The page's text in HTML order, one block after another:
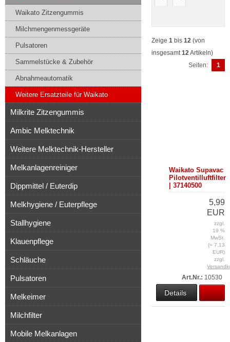
Zeige 1 bis 12 (von
insgesamt12Artikeln)
Seiten:
1
Waikato Supavac
Pilotventilluftfilter
| 37140500
5,99
EUR
zzgl.
19 %
MwSt.
(= 7,13
EUR)
zzgl.
Art.Nr.: 10530
Details
Waikato Zitzengummis
Milchmengenmessgeräte
Pulsatoren
Sammelstücke & Zubehör
Abnahmeautomatik
Weitere Ersatzteile für Waikato
Milkrite Zitzengummis
Ambic Melktechnik
Weitere Melktechnik-Hersteller
Melkanlagenreiniger
Dippmittel / Euterdip
Melkhygiene / Euterpflege
Stallhygiene
Klauenpflege
Schläuche
Pulsatoren
Melkeimer
Milchfilter
Mobile Melkanlagen